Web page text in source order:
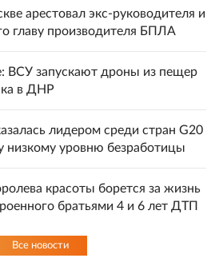
арестовал экс-руководителя и
главу производителя БПЛА
ВСУ запускают дроны из пещер
в ДНР
лидером среди стран G20
низкому уровню безработицы
красоты борется за жизнь
братьями 4 и 6 лет ДТП
Все новости